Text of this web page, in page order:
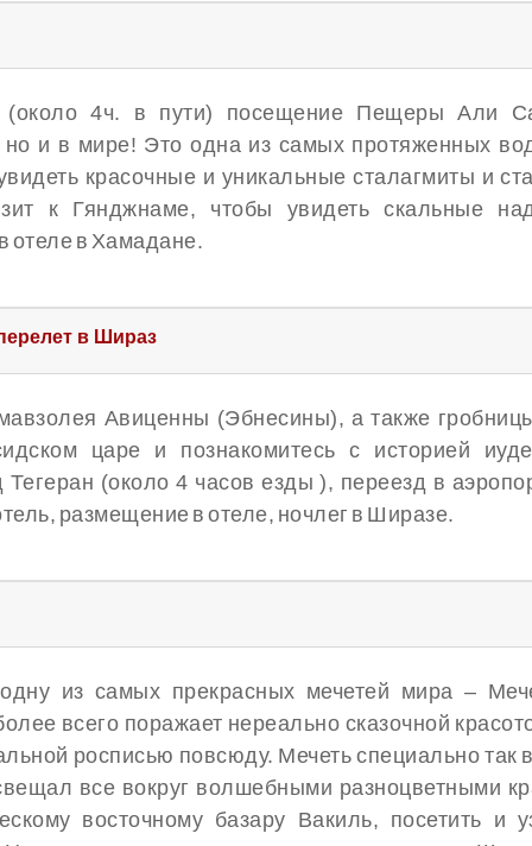
(около 4ч. в пути) посещение Пещеры Али
но и в мире! Это одна из самых протяженных
красочные и уникальные сталагмиты и
к Гянджнаме, чтобы увидеть скальные
отеле в Хамадане.
в Шираз
Авиценны (Эбнесины), а также
царе и познакомитесь с историей
Тегеран (около 4 часов езды ), переезд в
размещение в отеле, ночлег в Ширазе.
из самых прекрасных мечетей мира –
всего поражает нереально сказочной
росписью повсюду. Мечеть специально
все вокруг волшебными разноцветными
восточному базару Вакиль, посетить и